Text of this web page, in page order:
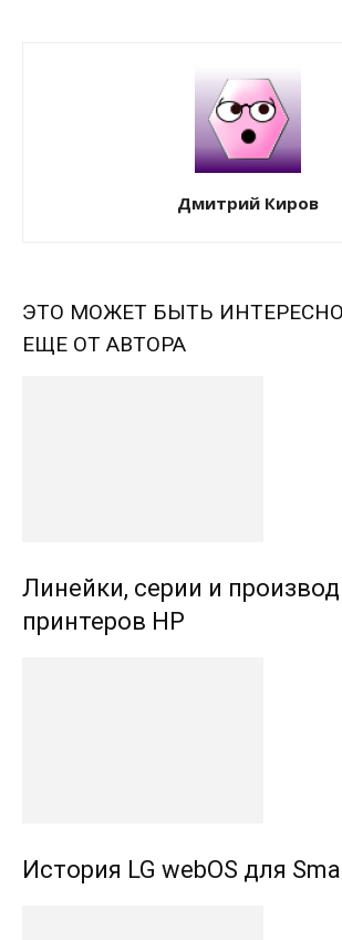
Дмитрий Киров
ЭТО МОЖЕТ БЫТЬ ИНТЕРЕСНО
ЕЩЕ ОТ АВТОРА
Линейки, серии и
принтеров HP
История LG webOS для